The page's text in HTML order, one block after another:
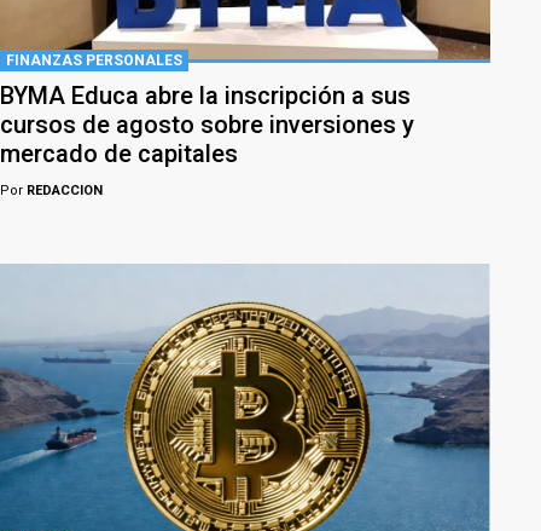
FINANZAS PERSONALES
BYMA Educa abre la inscripción a sus
cursos de agosto sobre inversiones y
mercado de capitales
Por REDACCION